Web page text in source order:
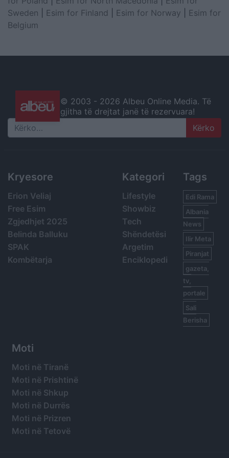
Sweden
Esim for Finland Esim for Norway
Esim for
Belgium
© 2003 - 2026 Albeu Online Media. Të
gjitha të drejtat janë të rezervuara!
Search
Kryesore
Erion Veliaj
Free Esim
Zgjedhjet 2025
Belinda Balluku
SPAK
Kombëtarja
Kategori
Lifestyle
Showbiz
Tech
Shëndetësi
Argetim
Enciklopedi
Tags
Edi Rama
Albania
News
Ilir Meta
Piranjat
gazeta,
tv,
portale
Sali
Berisha
Moti
Moti në Tiranë
Moti në Prishtinë
Moti në Shkup
Moti në Durrës
Moti në Prizren
Moti në Tetovë